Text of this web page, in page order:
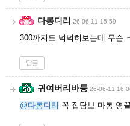
다롱디리 26-06-11 15:59
300까지도 넉넉히보는데 무슨
답글
귀여버리바둥 26-06-11
@다롱디리 꼭 집담보 마통 영